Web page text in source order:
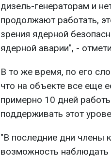
дизель-генераторам и
продолжают работать,
зрения ядерной
ядерной аварии", -
В то же время, по его
что на объекте все еще
примерно 10 дней
поддерживать этот
"В последние дни
возможность